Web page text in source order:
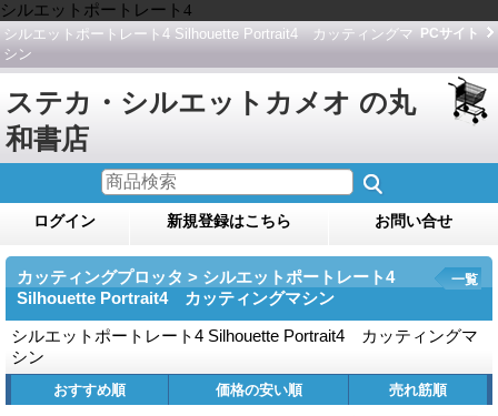
シルエットポートレート4
シルエットポートレート4 Silhouette Portrait4 カッティングマ
シン
PCサイト
ステカ・シルエットカメオ の丸
和書店
ログイン 新規登録はこちら お問い合せ
カッティングプロッタ > シルエットポートレート4
Silhouette Portrait4 カッティングマシン
シルエットポートレート4 Silhouette Portrait4 カッティングマ
シン
一覧
おすすめ順 価格の安い順 売れ筋順